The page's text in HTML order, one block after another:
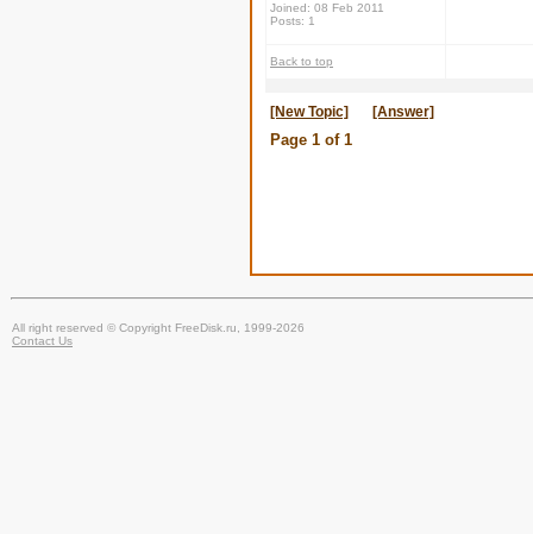
Joined: 08 Feb 2011
Posts: 1
Back to top
[New Topic] [Answer]
Page 1 of 1
All right reserved © Copyright FreeDisk.ru, 1999-2026
Contact Us